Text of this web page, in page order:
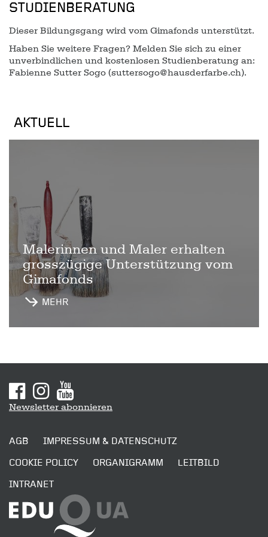
STUDIENBERATUNG
Dieser Bildungsgang wird vom Gimafonds unterstützt.
Haben Sie weitere Fragen? Melden Sie sich zu einer
unverbindlichen und kostenlosen Studienberatung an:
Fabienne Sutter Sogo (suttersogo@hausderfarbe.ch).
AKTUELL
Malerinnen und Maler erhalten
grosszügige Unterstützung vom
Gimafonds
MEHR
Newsletter abonnieren
AGB
IMPRESSUM & DATENSCHUTZ
COOKIE POLICY
ORGANIGRAMM
LEITBILD
INTRANET